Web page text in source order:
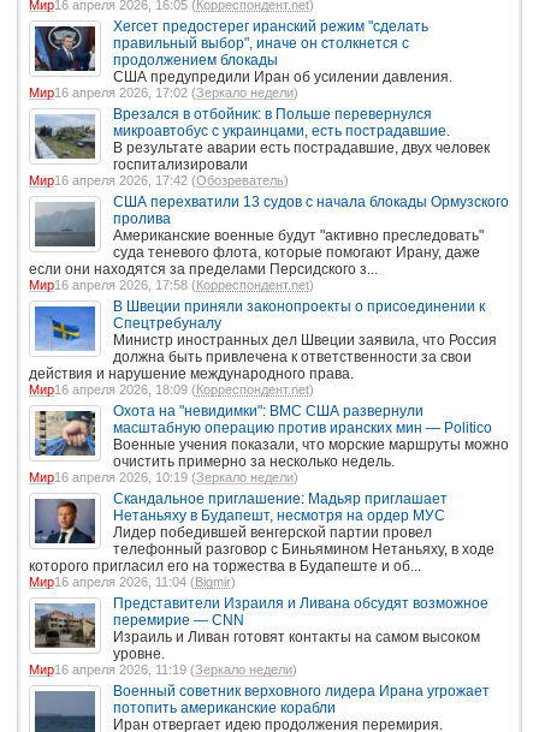
Мир16 апреля 2026, 16:05 (Корреспондент.net)
Хегсет предостерег иранский режим "сделать
правильный выбор", иначе он столкнется с
продолжением блокады
США предупредили Иран об усилении давления.
Мир16 апреля 2026, 17:02 (Зеркало недели)
Врезался в отбойник: в Польше перевернулся
микроавтобус с украинцами, есть пострадавшие.
В результате аварии есть пострадавшие, двух человек
госпитализировали
Мир16 апреля 2026, 17:42 (Обозреватель)
США перехватили 13 судов с начала блокады Ормузского
пролива
Американские военные будут "активно преследовать"
суда теневого флота, которые помогают Ирану, даже
если они находятся за пределами Персидского з...
Мир16 апреля 2026, 17:58 (Корреспондент.net)
В Швеции приняли законопроекты о присоединении к
Спецтребуналу
Министр иностранных дел Швеции заявила, что Россия
должна быть привлечена к ответственности за свои
действия и нарушение международного права.
Мир16 апреля 2026, 18:09 (Корреспондент.net)
Охота на "невидимки": ВМС США развернули
масштабную операцию против иранских мин — Politico
Военные учения показали, что морские маршруты можно
очистить примерно за несколько недель.
Мир16 апреля 2026, 10:19 (Зеркало недели)
Скандальное приглашение: Мадьяр приглашает
Нетаньяху в Будапешт, несмотря на ордер МУС
Лидер победившей венгерской партии провел
телефонный разговор с Биньямином Нетаньяху, в ходе
которого пригласил его на торжества в Будапеште и об...
Мир16 апреля 2026, 11:04 (Bigmir)
Представители Израиля и Ливана обсудят возможное
перемирие — CNN
Израиль и Ливан готовят контакты на самом высоком
уровне.
Мир16 апреля 2026, 11:19 (Зеркало недели)
Военный советник верховного лидера Ирана угрожает
потопить американские корабли
Иран отвергает идею продолжения перемирия.